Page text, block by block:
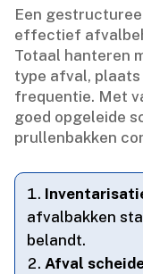
Een
effectief
Totaal hanteren
type afval, plaats
frequentie.​ Met
goed opgeleide
prullenbakken
afvalbakken
belandt.​
Afval